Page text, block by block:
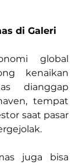
di Galeri
global
kenaikan
dianggap
tempat
saat pasar
juga bisa